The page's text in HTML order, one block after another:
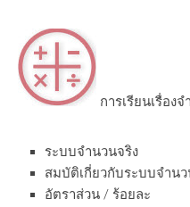
การเรียนเรื่อ
ระบบจำนวนจริง
สมบัติเกี่ยวกับระบบจำนว
อัตราส่วน / ร้อยละ